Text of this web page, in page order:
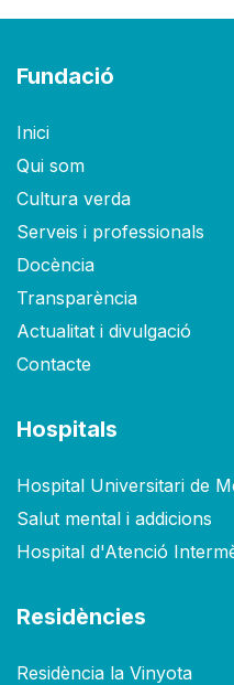
Fundació
Inici
Qui som
Cultura verda
Serveis i professionals
Docència
Transparència
Actualitat i divulgació
Contacte
Hospitals
Hospital Universitari de
Salut mental i addicions
Hospital d'Atenció
Residències
Residència la Vinyota